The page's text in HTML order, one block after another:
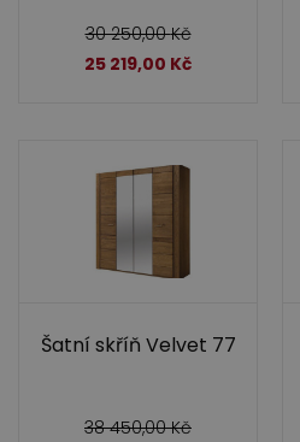
30 250,00Kč
25 219,00 Kč
Šatní skříň Velvet 77
38 450,00Kč